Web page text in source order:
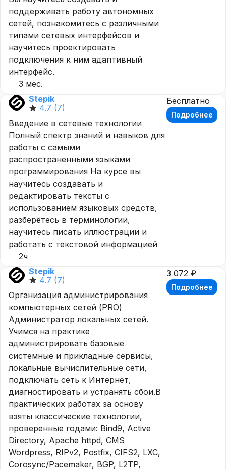
поддерживать работу автономных
сетей, познакомитесь с различными
типами сетевых интерфейсов и
научитесь проектировать
подключения к ним адаптивный
интерфейс.
3 мес.
Stepik
4.7 (7)
Введение в сетевые технологии
Полный спектр знаний и навыков для
работы с самыми
распространенными языками
программирования На курсе вы
научитесь создавать и
редактировать тексты с
использованием языковых средств,
разберётесь в терминологии,
научитесь писать иллюстрации и
работать с текстовой информацией
2ч
Бесплатно
Подробнее
Stepik
4.7 (7)
Организация администрирования
компьютерных сетей (PRO)
Администратор локальных сетей.
Учимся на практике
администрировать базовые
системные и прикладные сервисы,
локальные вычислительные сети,
подключать сеть к Интернет,
диагностировать и устранять сбои.В
практических работах за основу
взяты классические технологии,
проверенные годами: Bind9, Active
Directory, Apache httpd, CMS
Wordpress, RIPv2, Postfix, CIFS2, LXC,
Corosync/Pacemaker, BGP, L2TP,
3 072 ₽
Подробнее